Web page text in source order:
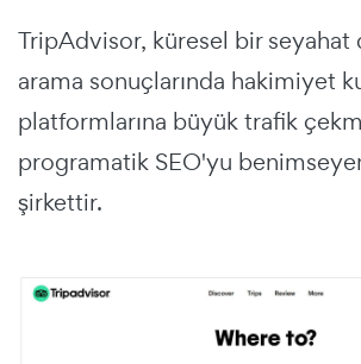
TripAdvisor, küresel bir seyahat
arama sonuçlarında hakimiyet
platformlarına büyük trafik
programatik SEO'yu
şirkettir.